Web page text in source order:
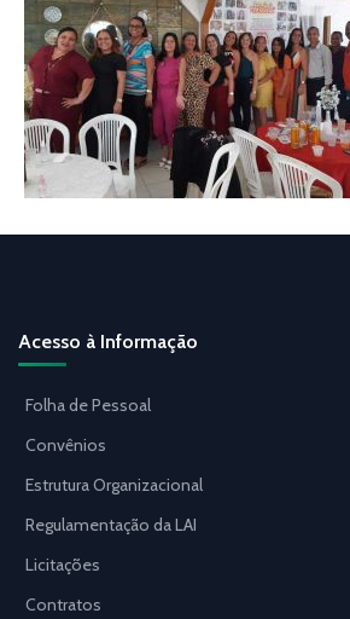
Acesso à Informação
Folha de Pessoal
Convênios
Estrutura Organizacional
Regulamentação da LAI
Licitações
Contratos